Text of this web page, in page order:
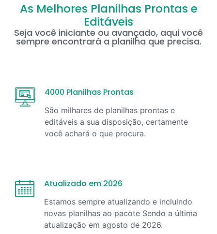
As Melhores Planilhas Prontas e
Editáveis
Seja você iniciante ou avançado, aqui você
sempre encontrará a planilha que precisa.
4000 Planilhas Prontas
São milhares de planilhas prontas e
editáveis a sua disposição, certamente
você achará o que procura.
Atualizado em 2026
Estamos sempre atualizando e incluindo
novas planilhas ao pacote Sendo a última
atualização em agosto de 2026.